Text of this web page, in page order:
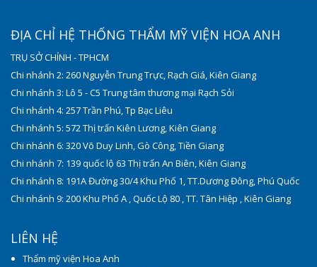
ĐỊA CHỈ HỆ THỐNG THẨM MỸ VIỆN HOA ANH
TRỤ SỞ CHÍNH - TPHCM
Chi nhánh 2: 260 Nguyễn Trung Trực, Rạch Giá, Kiên Giang
Chi nhánh 3: Lô 5 - C5 Trung tâm thương mại Rạch Sỏi
Chi nhánh 4: 257 Trần Phú, Tp Bạc Liêu
Chi nhánh 5: 572 Thị trấn Kiên Lương, Kiên Giang
Chi nhánh 6: 320 Võ Duy Linh, Gò Công, Tiền Giang
Chi nhánh 7: 139 quốc lộ 63 Thị trấn An Biên, Kiên Giang
Chi nhánh 8: 191A Đường 30/4 Khu Phố 1, TT.Dương Đông, Phú Quốc
Chi nhánh 9: 200 Khu Phố A , Quốc Lộ 80 , TT. Tân Hiệp , Kiên Giang
LIÊN HỆ
Thẩm mỹ viện Hoa Anh